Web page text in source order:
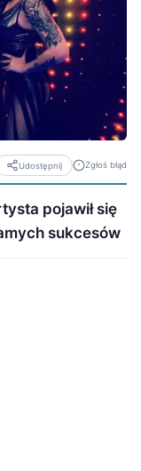
Udostępnij Zgłoś błąd
pojawił się
sukcesów